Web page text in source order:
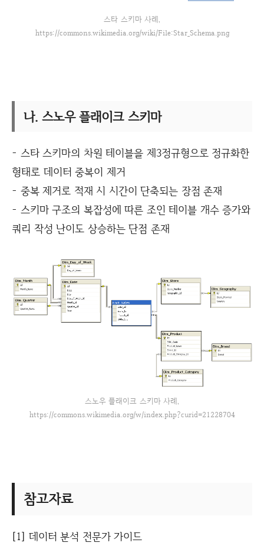
스타 스키마 사례,
https://commons.wikimedia.org/wiki/File:Star_Schema.png
나. 스노우 플래이크 스키마
- 스타 스키마의 차원 테이블을 제3정규형으로 정규화한
형태로 데이터 중복이 제거
- 중복 제거로 적재 시 시간이 단축되는 장점 존재
- 스키마 구조의 복잡성에 따른 조인 테이블 개수 증가와
쿼리 작성 난이도 상승하는 단점 존재
스노우 플래이크 스키마 사례,
https://commons.wikimedia.org/w/index.php?curid=21228704
참고자료
[1] 데이터 분석 전문가 가이드